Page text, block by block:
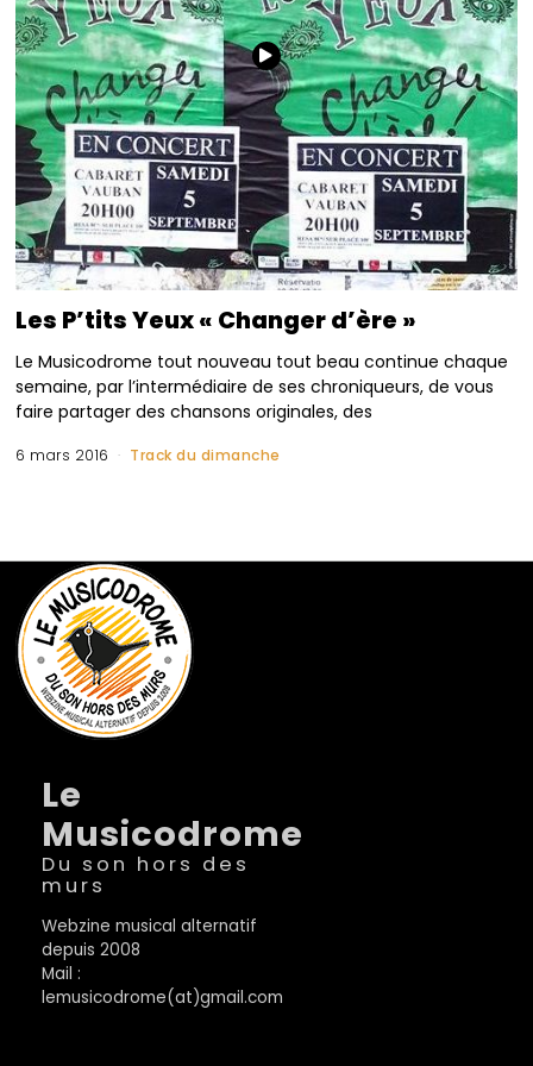
Les P’tits Yeux « Changer d’ère »
Le Musicodrome tout nouveau tout beau continue chaque
semaine, par l’intermédiaire de ses chroniqueurs, de vous
faire partager des chansons originales, des
6 mars 2016 Track du dimanche
Le
Musicodrome
Du son hors des
murs
Webzine musical alternatif
depuis 2008
Mail :
lemusicodrome(at)gmail.com